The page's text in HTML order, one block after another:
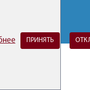
ПРИНЯТЬ